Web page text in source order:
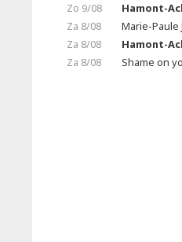
Zo 9/08
Hamont-
Za 8/08
Marie-Paule
Za 8/08
Hamont-
Za 8/08
Shame on